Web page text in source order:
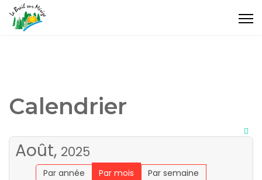
Calendrier
Août, 2025
Par année Par mois
Par semaine